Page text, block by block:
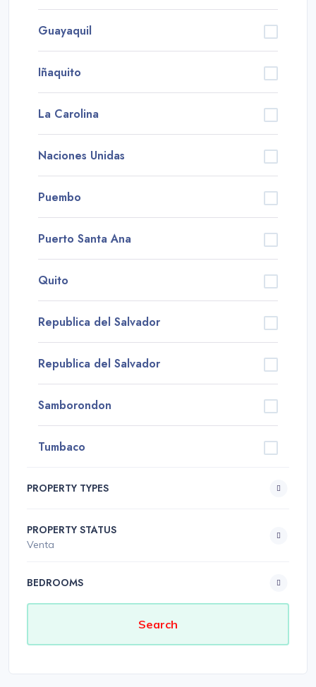
Guayaquil
Iñaquito
La Carolina
Naciones Unidas
Puembo
Puerto Santa Ana
Quito
Republica del Salvador
Republica del Salvador
Samborondon
Tumbaco
PROPERTY TYPES
PROPERTY STATUS
Venta
BEDROOMS